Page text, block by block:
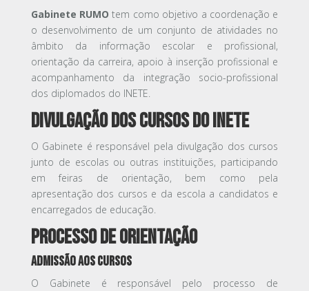
Gabinete RUMO tem como objetivo a coordenação e
o desenvolvimento de um conjunto de atividades no
âmbito da informação escolar e profissional,
orientação da carreira, apoio à inserção profissional e
acompanhamento da integração socio-profissional
dos diplomados do INETE.
Divulgação dos cursos do INETE
O Gabinete é responsável pela divulgação dos cursos
junto de escolas ou outras instituições, participando
em feiras de orientação, bem como pela
apresentação dos cursos e da escola a candidatos e
encarregados de educação.
Processo de Orientação
Admissão aos Cursos
O Gabinete é responsável pelo processo de